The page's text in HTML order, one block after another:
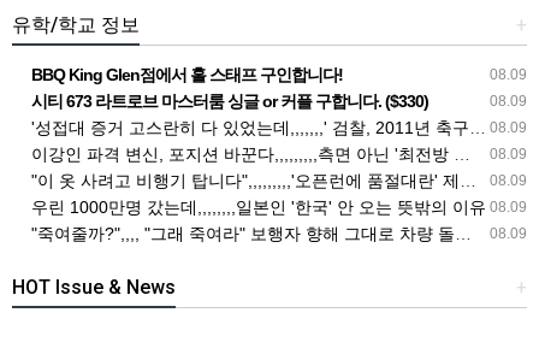
+
유학/학교 정보
08.09
BBQ King Glen점에서 홀 스태프 구인합니다!
08.09
시티 673 라트로브 마스터룸 싱글 or 커플 구합니다. ($330)
08.09
'성접대 증거 고스란히 다 있었는데,,,,,,,' 검찰, 2011년 축구협회 성접대에 "증거 불충분' 무혐의 처분
08.09
이강인 파격 변신, 포지션 바꾼다,,,,,,,,,측면 아닌 '최전방 투톱' 시험대
08.09
"이 옷 사려고 비행기 탑니다",,,,,,,,,'오픈런에 품절대란' 제주여행 필수템
08.09
우린 1000만명 갔는데,,,,,,,,일본인 '한국' 안 오는 뜻밖의 이유
08.09
"죽여줄까?",,,, "그래 죽여라" 보행자 향해 그대로 차량 돌진한 운전자
+
HOT Issue & News